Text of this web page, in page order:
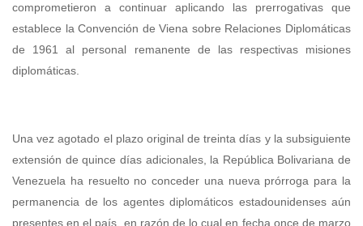
comprometieron a continuar aplicando las prerrogativas que
establece la Convención de Viena sobre Relaciones Diplomáticas
de 1961 al personal remanente de las respectivas misiones
diplomáticas.
Una vez agotado el plazo original de treinta días y la subsiguiente
extensión de quince días adicionales, la República Bolivariana de
Venezuela ha resuelto no conceder una nueva prórroga para la
permanencia de los agentes diplomáticos estadounidenses aún
presentes en el país, en razón de lo cual en fecha once de marzo